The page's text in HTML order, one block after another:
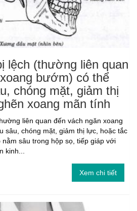
lệch (thường liên quan
bướm) có thể
chóng mặt, giảm thị
xoang mãn tính
liên quan đến vách ngăn xoang
sâu, chóng mặt, giảm thị lực, hoặc tắc
sâu trong hộp sọ, tiếp giáp với
kinh...
Xem chi tiết